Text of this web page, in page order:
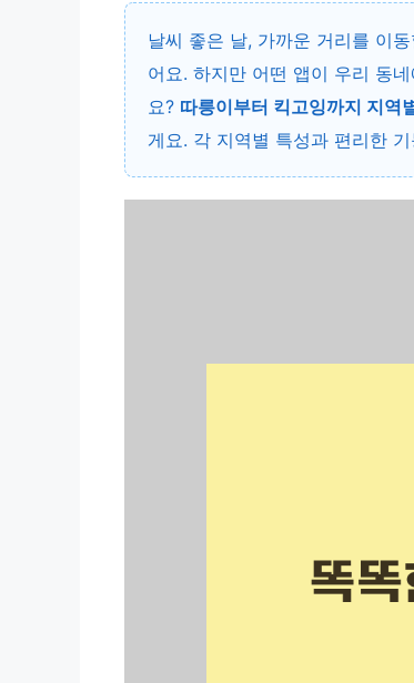
날씨 좋은 날, 가까운 거리를 이
어요. 하지만 어떤 앱이 우리 동
요? 따릉이부터 킥고잉까지 지역
게요. 각 지역별 특성과 편리한